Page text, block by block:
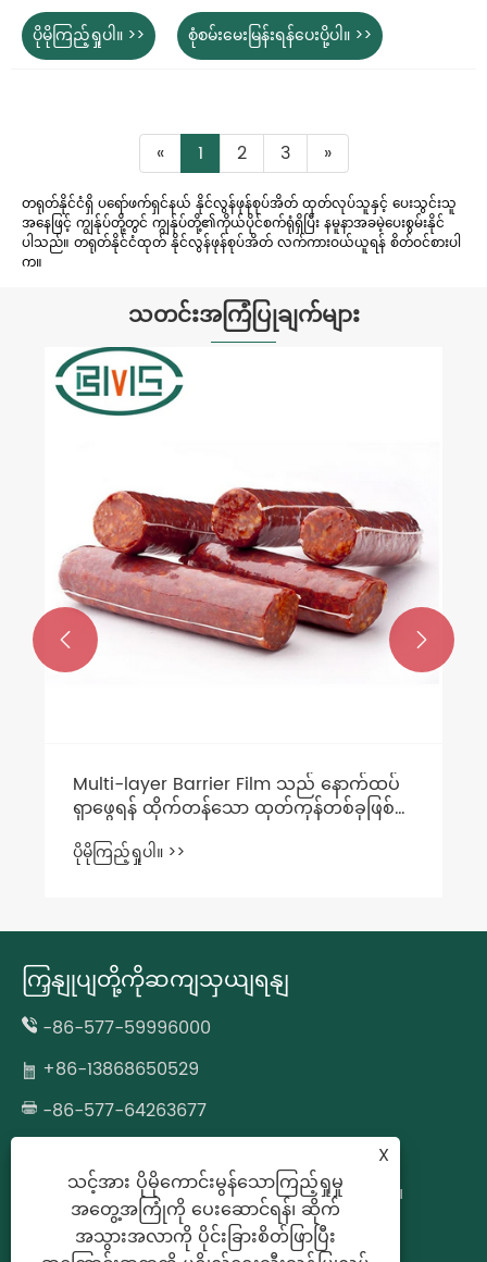
ပိုမိုကြည့်ရှုပါ။ >> စုံစမ်းမေးမြန်းရန်ပေးပို့ပါ။ >>
« 1 2 3 »
တရုတ်နိုင်ငံရှိ ပရော်ဖက်ရှင်နယ် နိုင်လွန်ဖုန်စုပ်အိတ် ထုတ်လုပ်သူနှင့် ပေးသွင်းသူ
အနေဖြင့် ကျွန်ုပ်တို့တွင် ကျွန်ုပ်တို့၏ကိုယ်ပိုင်စက်ရုံရှိပြီး နမူနာအခမဲ့ပေးစွမ်းနိုင်
ပါသည်။ တရုတ်နိုင်ငံထုတ် နိုင်လွန်ဖုန်စုပ်အိတ် လက်ကားဝယ်ယူရန် စိတ်ဝင်စားပါ
က။
သတင်းအကြံပြုချက်များ
Multi-layer Barrier Film သည် နောက်ထပ်
ရှာဖွေရန် ထိုက်တန်သော ထုတ်ကုန်တစ်ခုဖြစ်ပါ
ပိုမိုကြည့်ရှုပါ။ >>
 
ကြှနျုပျတို့ကိုဆကျသှယျရနျ
-86-577-59996000
+86-13868650529
-86-577-64263677
No.677 Fazhan လမ်း၊ Longgang၊ Wenzhou၊
Zhejiang ပြည်နယ်၊ တရုတ်
X
သင့်အား ပိုမိုကောင်းမွန်သောကြည့်ရှုမှု
အတွေ့အကြုံကို ပေးဆောင်ရန်၊ ဆိုက်
အသွားအလာကို ပိုင်းခြားစိတ်ဖြာပြီး